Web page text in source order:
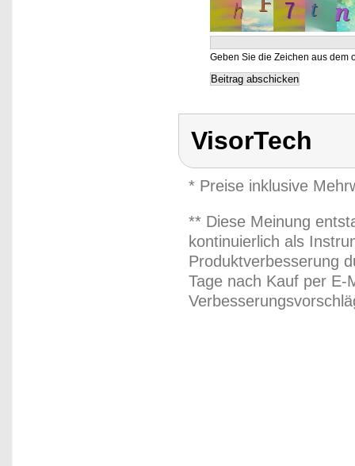
Geben Sie die Zeichen aus dem
VisorTech
* Preise inklusive
** Diese Meinung
kontinuierlich als
Produktverbesserung
Tage nach Kauf per E-